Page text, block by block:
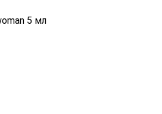
5 мл